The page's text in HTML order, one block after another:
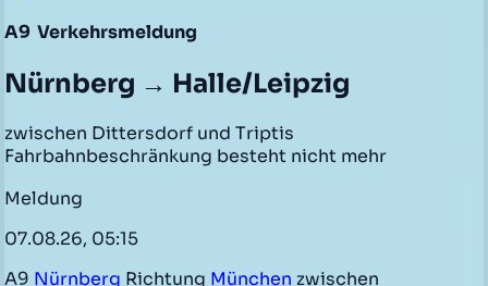
A9 Verkehrsmeldung
Nürnberg → Halle/Leipzig
zwischen Dittersdorf und Triptis
Fahrbahnbeschränkung besteht nicht mehr
Meldung
07.08.26, 05:15
A9 Nürnberg Richtung München zwischen